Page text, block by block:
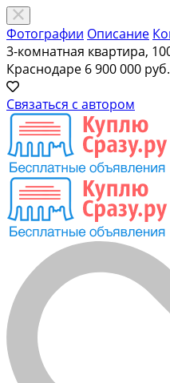
Фотографии Описание
3-комнатная квартира,
Краснодаре 6 900 000 руб.
Связаться с автором